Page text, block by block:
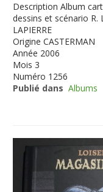
Description Album
dessins et scénario R.
LAPIERRE
Origine CASTERMAN
Année 2006
Mois 3
Numéro 1256
Publié dans Albums